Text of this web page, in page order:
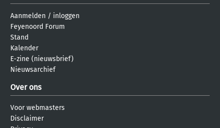
Aanmelden / inloggen
Feyenoord Forum
Stand
Kalender
E-zine (nieuwsbrief)
Nieuwsarchief
Over ons
Voor webmasters
Disclaimer